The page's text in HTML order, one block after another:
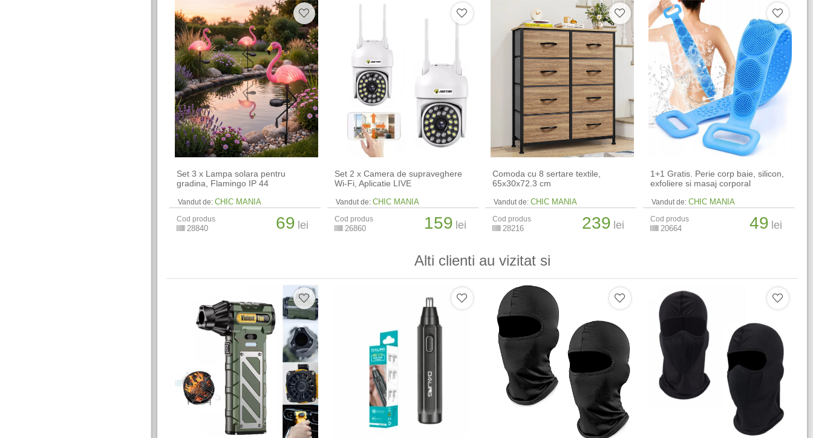
Set 3 x Lampa solara pentru
gradina, Flamingo IP 44
Vandut de: CHIC MANIA
Cod produs
28840 69 lei
Set 2 x Camera de supraveghere
Wi-Fi, Aplicatie LIVE
Vandut de: CHIC MANIA
Cod produs
26860 159 lei
Comoda cu 8 sertare textile,
65x30x72.3 cm
Vandut de: CHIC MANIA
Cod produs
28216 239 lei
1+1 Gratis. Perie corp baie, silicon,
exfoliere si masaj corporal
Vandut de: CHIC MANIA
Cod produs
20664 49 lei
Alti clienti au vizitat si